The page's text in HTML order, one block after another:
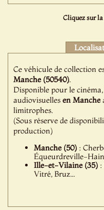
Cliquez sur
Ce véhicule de collection
Manche (50540).
Disponible pour le
audiovisuellesen Manche
limitrophes.
(Sous réserve de
production)
Manche (50) :
Équeurdreville-
Ille-et-Vilaine (35) :
Vitré, Bruz...